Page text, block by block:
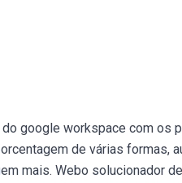
google workspace com os
de várias formas,
mais. Webo solucionador